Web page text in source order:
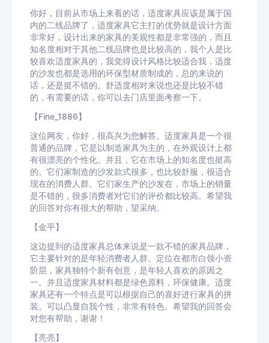
你好，目前从市场上来看的话，适度家具应该是属于国
内的二线品牌了，适度家具它主打的优势就是设计方面
非常好，设计出来的家具的美观性都是非常强的，而且
知名度相对于其他二线品牌也是比较高的，我个人是比
较喜欢适度家具的，我觉得设计风格比较适合我，适度
的沙发也都是选用的环保型材质制成的，总的来说的
话，还是挺不错的。舒适度相对来说也还是比较不错
的，有需要的话，你可以去门店里面考察一下。
【Fine_1886】
这位网友，你好，很高兴为您解答。适度家具是一个很
普通的品牌，它是以制造家具为主的，在外观设计上都
有很漂亮的个性化。并且，它在市场上的知名度也挺高
的。它们家制造的沙发款式很多，也比较舒服，很适合
现在的消费人群。它们家生产的沙发在，市场上的销量
是不错的，很多消费者对它们的评价都比较高。希望我
的回答对你有很大的帮助，望采纳。
【金平】
这边提到的适度家具总体来说是一款不错的家具品牌，
它主要针对的是年轻消费者人群。定位在都市白领小资
阶层，家具独特个新有创意，是年轻人喜欢的原因之
一。并且适度家具材料都是绿色原料，环保健康。适度
家具还有一个特点是可以根据自己的喜好进行家具的拼
装。可以凸显自我个性，非常有特色。希望我的回答会
对您有帮助，谢谢！
【亮亮】